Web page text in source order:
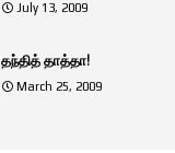
July 13, 2009
தந்தித் தாத்தா!
March 25, 2009